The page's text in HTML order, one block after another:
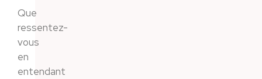
Que
ressentez-
vous
en
entendant